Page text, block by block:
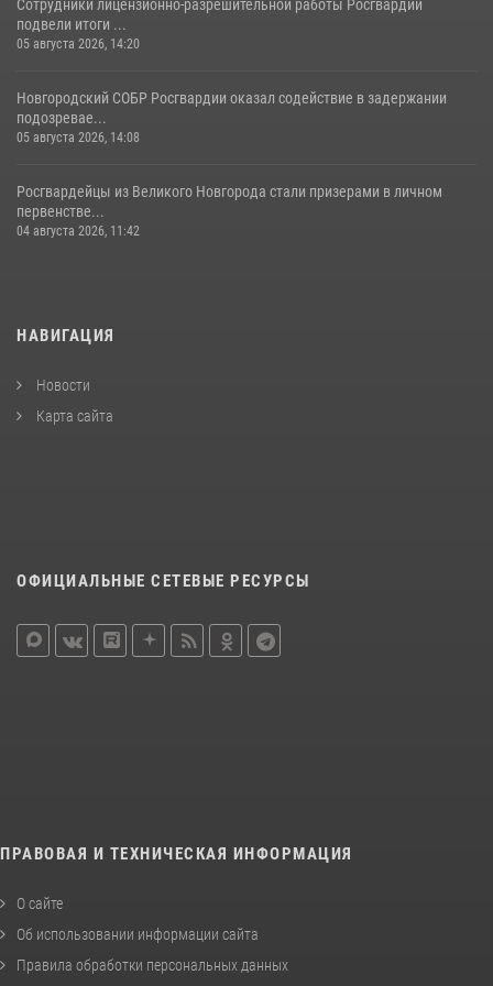
Сотрудники лицензионно-разрешительной работы Росгвардии
подвели итоги ...
05 августа 2026, 14:20
Новгородский СОБР Росгвардии оказал содействие в задержании
подозревае...
05 августа 2026, 14:08
Росгвардейцы из Великого Новгорода стали призерами в личном
первенстве...
04 августа 2026, 11:42
НАВИГАЦИЯ
Новости
Карта сайта
ОФИЦИАЛЬНЫЕ СЕТЕВЫЕ РЕСУРСЫ
ПРАВОВАЯ И ТЕХНИЧЕСКАЯ ИНФОРМАЦИЯ
О сайте
Об использовании информации сайта
Правила обработки персональных данных